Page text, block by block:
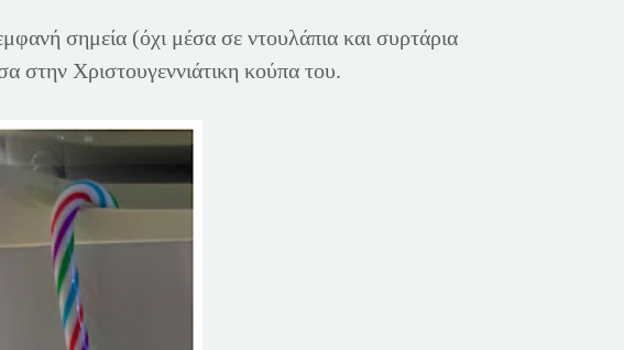
σημεία (όχι μέσα σε ντουλάπια και συρτάρια
στην Χριστουγεννιάτικη κούπα του.